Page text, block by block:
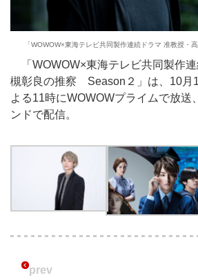
「WOWOW×東海テレビ共同製作連続ドラマ 准教授・
「WOWOW×東海テレビ共同製作
槻彰良の推察 Season２」は、10月
よる11時にWOWOWプライムで放送
ンドで配信。
prev